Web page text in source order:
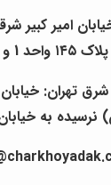
امیر کبیر
1 و 2 و 3
تهران: خیابان
نرسیده به خیابان